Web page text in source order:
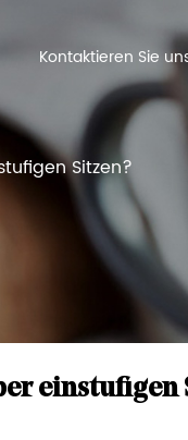
Kontaktieren Sie
Sitzen?
einstufigen